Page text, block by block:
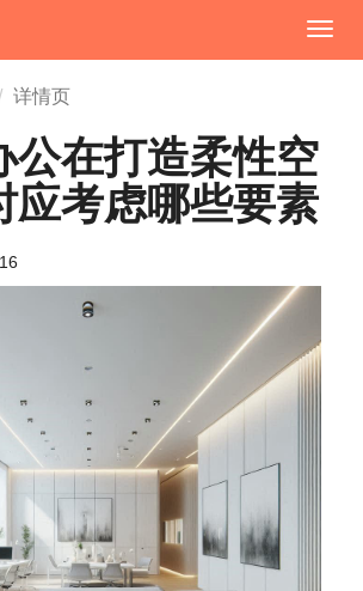
切
换
详情页
公在打造柔性空
应考虑哪些要素